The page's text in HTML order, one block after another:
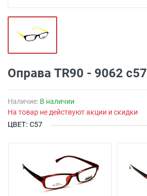
Оправа TR90 - 9062 с57
Наличие: В наличии
На товар не действуют акции и скидки
ЦВЕТ: С57